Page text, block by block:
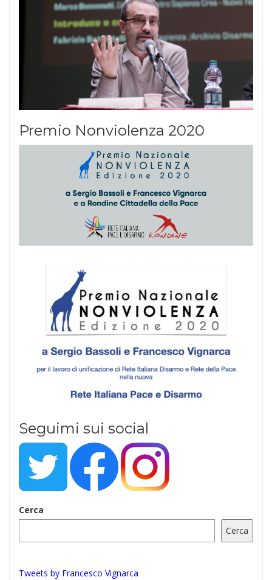
Premio Nonviolenza 2020
Seguimi sui social
Cerca
Cerca
Tweets by Francesco Vignarca